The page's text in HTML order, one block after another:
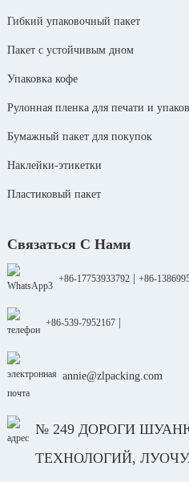
Гибкий упаковочный пакет
Пакет с устойчивым дном
Упаковка кофе
Рулонная пленка для печати и
Бумажный пакет для покупок
Наклейки-этикетки
Пластиковый пакет
Связаться С Нами
+86-17753933792| +86-
+86-539-7952167|
annie@zlpacking.com
№ 249 ДОРОГИ
ТЕХНОЛОГИЙ,